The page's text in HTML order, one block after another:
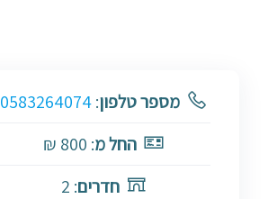
מספר טלפון:
0583264074
החל מ: 800 ₪
חדרים: 2